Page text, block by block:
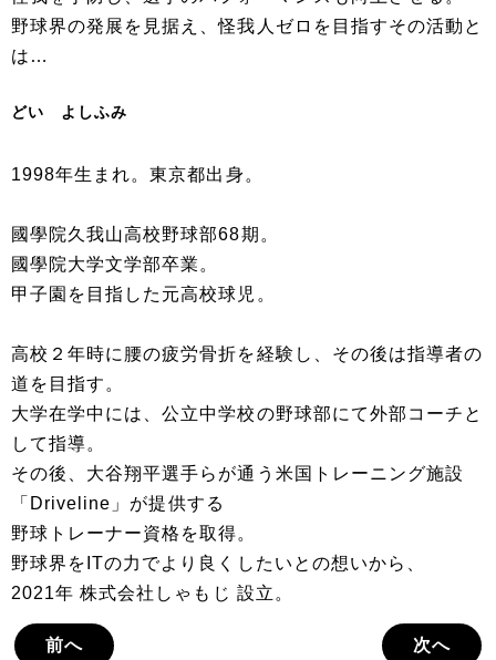
野球界の発展を見据え、怪我人ゼロを目指すその活動と
は…
どい よしふみ
1998年生まれ。東京都出身。
國學院久我山高校野球部68期。
國學院大学文学部卒業。
甲子園を目指した元高校球児。
高校２年時に腰の疲労骨折を経験し、その後は指導者の
道を目指す。
大学在学中には、公立中学校の野球部にて外部コーチと
して指導。
その後、大谷翔平選手らが通う米国トレーニング施設
「Driveline」が提供する
野球トレーナー資格を取得。
野球界をITの力でより良くしたいとの想いから、
2021年 株式会社しゃもじ 設立。
前へ 次へ